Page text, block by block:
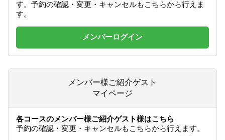
す。予約の確認・変更・キャンセルもこちらから行えま
す。
メンバーログイン
メンバー様ご紹介ゲスト
マイページ
各コースのメンバー様ご紹介ゲスト様はこちら
予約の確認・変更・キャンセルもこちらから行えます。